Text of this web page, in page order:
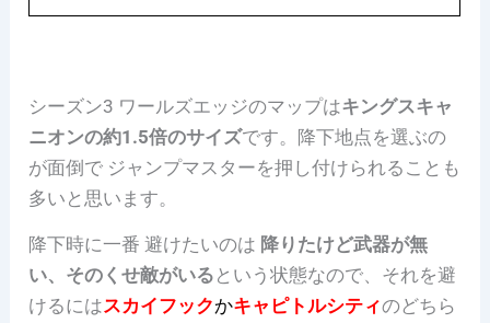
シーズン3 ワールズエッジのマップはキングスキャ
ニオンの約1.5倍のサイズです。降下地点を選ぶの
が面倒で ジャンプマスターを押し付けられることも
多いと思います。
降下時に一番 避けたいのは 降りたけど武器が無
い、そのくせ敵がいる という状態なので、それを避
けるにはスカイフックかキャピトルシティのどちら